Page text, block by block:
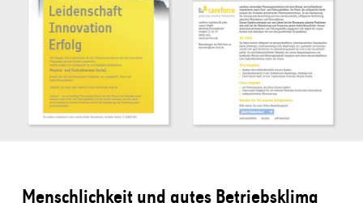
Menschlichkeit und gutes Betriebsklima